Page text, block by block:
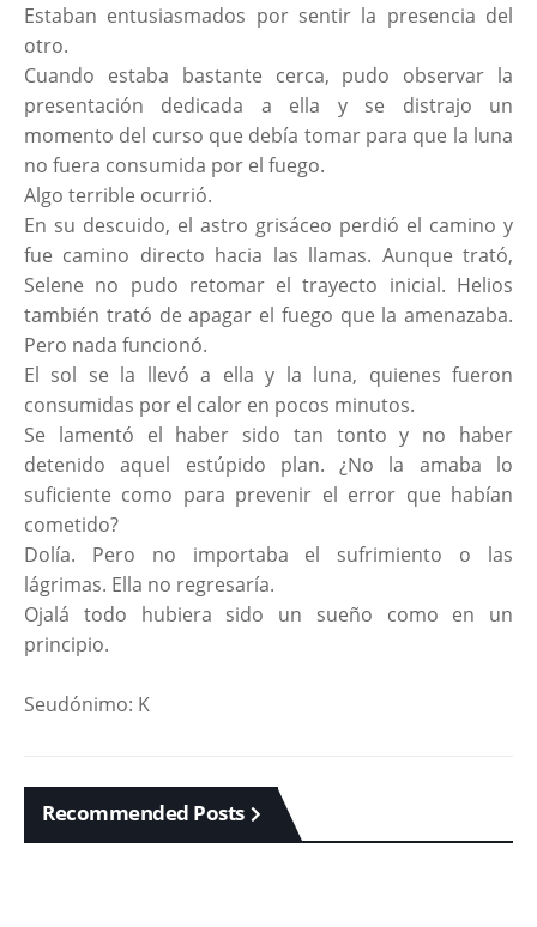
Estaban entusiasmados por sentir la presencia del
otro.
Cuando estaba bastante cerca, pudo observar la
presentación dedicada a ella y se distrajo un
momento del curso que debía tomar para que la luna
no fuera consumida por el fuego.
Algo terrible ocurrió.
En su descuido, el astro grisáceo perdió el camino y
fue camino directo hacia las llamas. Aunque trató,
Selene no pudo retomar el trayecto inicial. Helios
también trató de apagar el fuego que la amenazaba.
Pero nada funcionó.
El sol se la llevó a ella y la luna, quienes fueron
consumidas por el calor en pocos minutos.
Se lamentó el haber sido tan tonto y no haber
detenido aquel estúpido plan. ¿No la amaba lo
suficiente como para prevenir el error que habían
cometido?
Dolía. Pero no importaba el sufrimiento o las
lágrimas. Ella no regresaría.
Ojalá todo hubiera sido un sueño como en un
principio.
Seudónimo: K
Recommended Posts